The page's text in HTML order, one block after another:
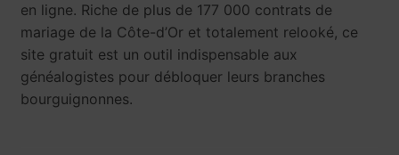
en ligne. Riche de plus de 177 000 contrats de
mariage de la Côte-d’Or et totalement relooké, ce
site gratuit est un outil indispensable aux
généalogistes pour débloquer leurs branches
bourguignonnes.